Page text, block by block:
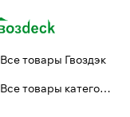
Все товары Гвоздэк
Все товары категории